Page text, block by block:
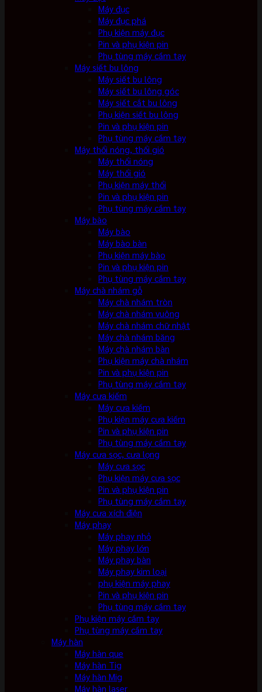
Máy đục
Máy đục phá
Phụ kiện máy đục
Pin và phụ kiện pin
Phụ tùng máy cầm tay
Máy siết bu lông
Máy siết bu lông
Máy siết bu lông góc
Máy siết cắt bu lông
Phụ kiện siết bu lông
Pin và phụ kiện pin
Phụ tùng máy cầm tay
Máy thổi nóng, thổi gió
Máy thổi nóng
Máy thổi gió
Phụ kiện máy thổi
Pin và phụ kiện pin
Phụ tùng máy cầm tay
Máy bào
Máy bào
Máy bào bàn
Phụ kiện máy bào
Pin và phụ kiện pin
Phụ tùng máy cầm tay
Máy chà nhám gỗ
Máy chà nhám tròn
Máy chà nhám vuông
Máy chà nhám chữ nhật
Máy chà nhám băng
Máy chà nhám bàn
Phụ kiện máy chà nhám
Pin và phụ kiện pin
Phụ tùng máy cầm tay
Máy cưa kiếm
Máy cưa kiếm
Phụ kiện máy cưa kiếm
Pin và phụ kiện pin
Phụ tùng máy cầm tay
Máy cưa sọc, cưa lọng
Máy cưa sọc
Phụ kiện máy cưa sọc
Pin và phụ kiện pin
Phụ tùng máy cầm tay
Máy cưa xích điện
Máy phay
Máy phay nhỏ
Máy phay lớn
Máy phay bàn
Máy phay kim loại
phụ kiện máy phay
Pin và phụ kiện pin
Phụ tùng máy cầm tay
Phụ kiện máy cầm tay
Phụ tùng máy cầm tay
Máy hàn
Máy hàn que
Máy hàn Tig
Máy hàn Mig
Máy hàn laser